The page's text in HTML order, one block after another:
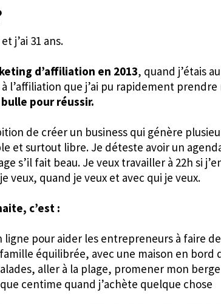
j’ai 31 ans.
d’affiliation en 2013, quand j’étais
à l’affiliation que j’ai pu rapidement
bulle pour réussir.
de créer un business qui génère
et surtout libre. Je déteste avoir un
s’il fait beau. Je veux travailler à 22h si
veux, quand je veux et avec qui je veux.
c’est :
ligne pour aider les entrepreneurs à faire
équilibrée, avec une maison en bord
aller à la plage, promener mon
centime quand j’achète quelque chose